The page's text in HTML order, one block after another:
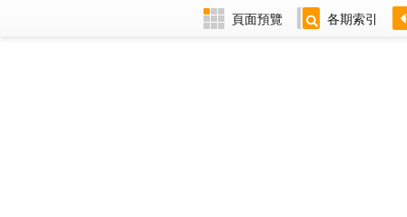
頁面預覽 各期索引